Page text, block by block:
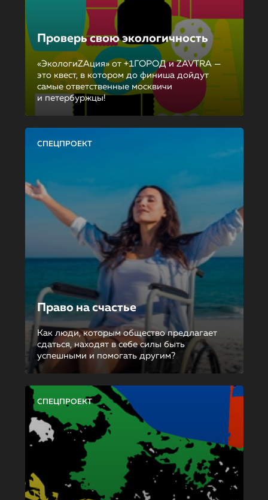
Проверь свою экологичность
«ЭкологиZAция» от +1ГОРОД и ZAVTRA —
это квест, в котором до финиша дойдут
самые ответственные москвичи
и петербуржцы!
СПЕЦПРОЕКТ
Право на счастье
Как люди, которым общество предлагает
сдаться, находят в себе силы быть
успешными и помогать другим?
СПЕЦПРОЕКТ